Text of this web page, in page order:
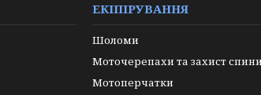
ЕКІПІРУВАННЯ
Шоломи
Моточерепахи та захист спини
Мотоперчатки